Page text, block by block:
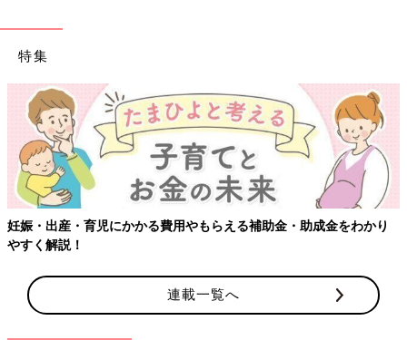
特集
妊娠・出産・育児にかかる費用やもらえる補助金・助成金をわかり
やすく解説！
連載一覧へ